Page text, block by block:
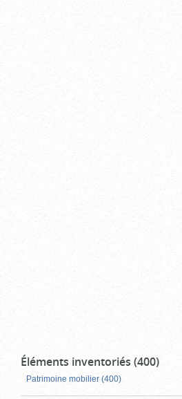
Éléments inventoriés (400)
Patrimoine mobilier (400)